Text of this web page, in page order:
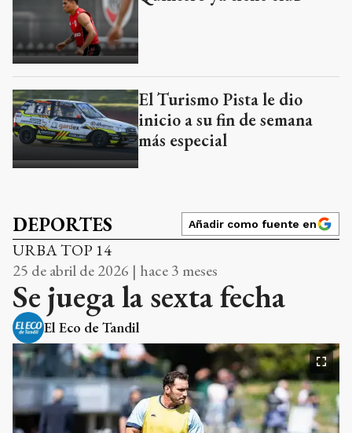
El Turismo Pista le dio
inicio a su fin de semana
más especial
DEPORTES Añadir como fuente en
URBA TOP 14
25 de abril de 2026 | hace 3 meses
Se juega la sexta fecha
El Eco de Tandil